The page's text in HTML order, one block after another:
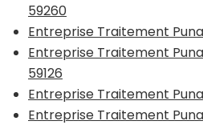
59260
Entreprise Traitement
Entreprise Traitement
59126
Entreprise Traitement
Entreprise Traitement